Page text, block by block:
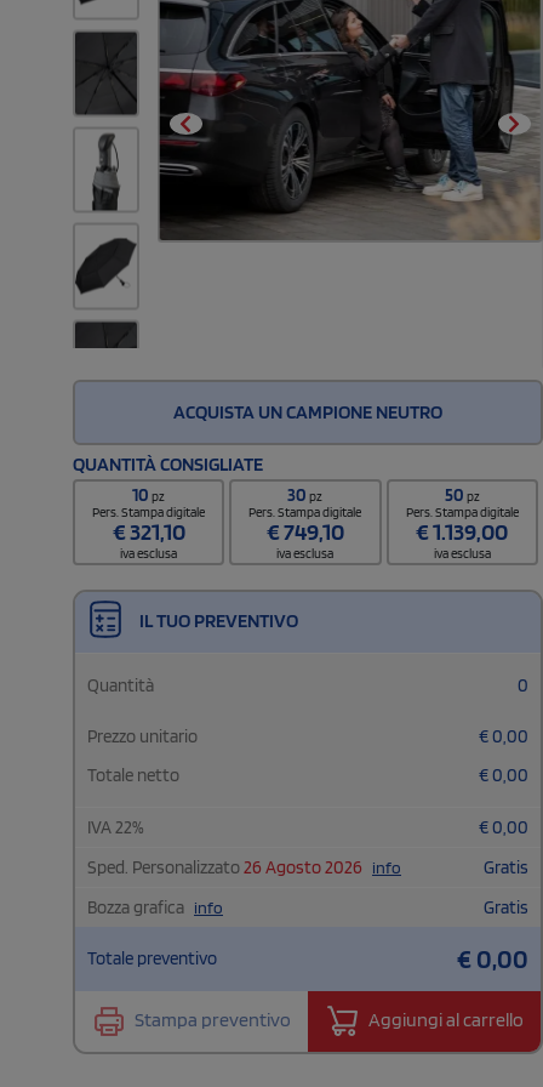
ACQUISTA UN CAMPIONE NEUTRO
QUANTITÀ CONSIGLIATE
10pz
Pers. Stampa digitale
€321,10
iva esclusa
30pz
Pers. Stampa digitale
€749,10
iva esclusa
50 pz
Pers. Stampa digitale
€1.139,00
iva esclusa
IL TUO PREVENTIVO
Quantità 0
Prezzo unitario €0,00
Totale netto
€0,00
IVA22% €0,00
Sped. Personalizzato26 Agosto 2026 info
Gratis
Bozza grafica info Gratis
Totale preventivo €0,00
Stampa preventivo Aggiungi al carrello